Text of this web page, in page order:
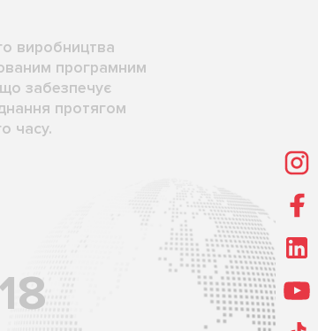
виробництва
програмним
забезпечує
протягом
часу.